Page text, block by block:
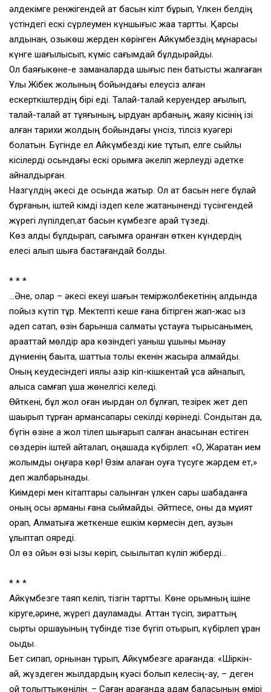
әлдекімге ренжігендей ат басын кілт бұрып, Үлкен белдің
үстіндегі ескі сүрлеумен күншығыс жаққа тартты. Қарсы
алдынан, қозыкөш жерден көрінген Айкүмбездің мұнарасы
күнге шағылысып, күміс сағымдай бұлдырайды.
Ол баяғыкөне-е заманаларда шығыс пен батысты жалғаған
Ұлы Жібек жолының бойындағы елеусіз қалған
ескерткіштердің бірі еді. Талай-талай керуендер ағылып,
талай-талай ат тұяғының, ырдуан арбаның, жаяу кісінің ізі
қалған тарихи жолдың бойындағы үнсіз, тілсіз куәгері
болатын. Бүгінде ел Айкүмбезді кие тұтып, елге сыйлы
кісілерді осындағы ескі қорымға әкеліп жерлеуді әдетке
айналдырған.
Назгүлдің әкесі де осында жатыр. Ол ат басын неге бұлай
бұрғанын, іштей кімді іздеп келе жатқаныненді түсінгендей
жүрегі лүпілдеп,ат басын күмбезге қарай түзеді.
Көз алды бұлдырап, сағымға оранған өткен күндердің
елесі қалқып шыға бастағандай болды.
* * *
…Әне, олар – әкесі екеуі шағын теміржолбекетінің алдында
пойыз күтіп тұр. Мектепті кеше ғана бітірген жап-жас қыз
әдеп сақтап, өзін барынша салмақты ұстауға тырысқанымен,
қарақаттай мөлдір қара көзіндегі қуаныш ұшқыны мынау
дүниенің бақытқа, шаттыққа толы екенін жасыра алмайды.
Оның кеудесіндегі қиялы қазір кіп-кішкентай құсқа айналып,
алысқа самғап ұша жөнелгісі келеді.
Өйткені, бұл жол оған қиырдан қол бұлғап, тезірек жет деп
шақырып тұрған армансапары секілді көрінеді. Сондықтан да,
бүгін өзіне ақ жол тілеп шығарып салған анасынан естіген
сөздерін іштей қайталап, оңашада күбірлеп: «О, Жаратқан ием
жолымды оңғара көр! Өзім қалаған оқуға түсуге жәрдем ет,»
деп жалбарынады.
Киімдері мен кітаптары салынған үлкен сары шабаданға
оның осы арманы ғана сыймайды. Әйтпесе, оны да мұқият
орап, Алматыға жеткенше ешкім көрмесін деп, аузын
құлыптап қояреді.
Ол өз ойын өзі қызық көріп, сықылықтап күліп жіберді…
* * *
Айкүмбезге таяп келіп, тізгін тартты. Көне қорымның ішіне
кіруге,әрине, жүрегі дауламады. Аттан түсіп, зираттың
сыртқы қоршауының түбінде тізе бүгіп отырып, күбірлеп құран
оқыды.
Бет сипап, орнынан тұрып, Айкүмбезге қарағанда: «Шіркін-
ай, жүздеген жылдардың куәсі болып келесің-ау, – деген
ой толқыттыкөңілін. – Саған қарағанда адам баласының өмірі